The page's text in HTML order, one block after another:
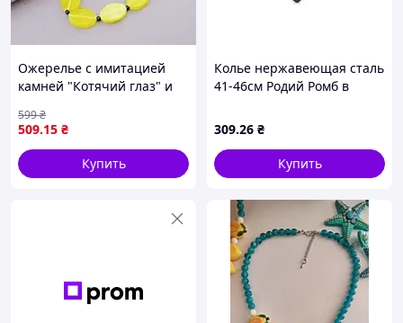
Ожерелье с имитацией
камней "Котячий глаз" и
509.15 ₴
599₴
Купить
Колье нержавеющая сталь
41-46см Родий Ромб в
(350058) ТМ XUPING
309.26 ₴
Купить